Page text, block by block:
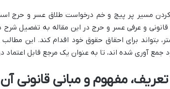
مسیر پر پیچ و خم درخواست طلاق عسر و حرج
قانونی و عرفی عسر و حرج در این مقاله به تفصیل شرح
بتواند برای احقاق حقوق خود اقدام کند. این
جمع آوری شده اند، تا به عنوان یک مرجع قابل اعتماد
مفهوم و مبانی قانونی آن